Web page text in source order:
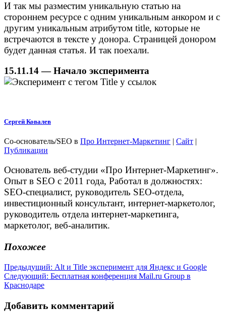
И так мы разместим уникальную статью на
стороннем ресурсе с одним уникальным анкором и с
другим уникальным атрибутом title, которые не
встречаются в тексте у донора. Страницей донором
будет данная статья. И так поехали.
15.11.14 — Начало эксперимента
Сергей Ковалев
Со-основатель/SEO в Про Интернет-Маркетинг | Сайт |
Публикации
Основатель веб-студии «Про Интернет-Маркетинг».
Опыт в SEO с 2011 года, Работал в должностях:
SEO-специалист, руководитель SEO-отдела,
инвестиционный консультант, интернет-маркетолог,
руководитель отдела интернет-маркетинга,
маркетолог, веб-аналитик.
Похожее
Навигация
по
записям
Предыдущий: Предыдущая
запись:
Alt и Title эксперимент для Яндекс и Google
Следующий: Следующая
Бесплатная конференция Mail.ru Group в
Краснодаре
Добавить комментарий